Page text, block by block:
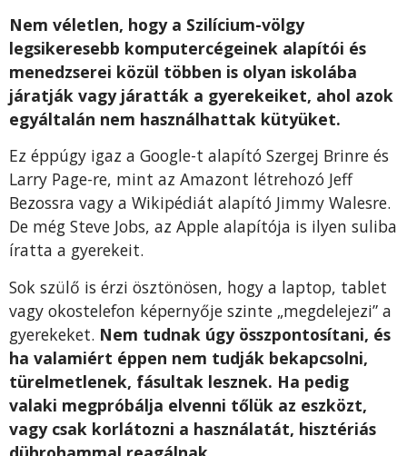
Nem véletlen, hogy a Szilícium-völgy
legsikeresebb komputercégeinek alapítói és
menedzserei közül többen is olyan iskolába
járatják vagy járatták a gyerekeiket, ahol azok
egyáltalán nem használhattak kütyüket.
Ez éppúgy igaz a Google-t alapító Szergej Brinre és
Larry Page-re, mint az Amazont létrehozó Jeff
Bezossra vagy a Wikipédiát alapító Jimmy Walesre.
De még Steve Jobs, az Apple alapítója is ilyen suliba
íratta a gyerekeit.
Sok szülő is érzi ösztönösen, hogy a laptop, tablet
vagy okostelefon képernyője szinte „megdelejezi” a
gyerekeket. Nem tudnak úgy összpontosítani, és
ha valamiért éppen nem tudják bekapcsolni,
türelmetlenek, fásultak lesznek. Ha pedig
valaki megpróbálja elvenni tőlük az eszközt,
vagy csak korlátozni a használatát, hisztériás